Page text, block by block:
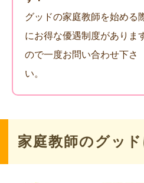
グッドの家庭教師を始める
にお得な優遇制度がありま
ので一度お問い合わせ下さ
い。
家庭教師のグッ